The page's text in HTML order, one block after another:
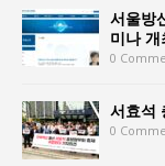
서울방
미나 개
0
서효석
0